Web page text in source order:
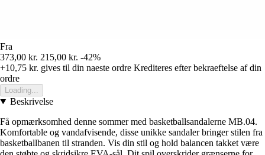
Fra
373,00 kr. 215,00 kr. -42%
+10,75 kr. gives til din naeste ordre Krediteres efter bekraeftelse af din
ordre
Loading...
Beskrivelse
Få opmærksomhed denne sommer med basketballsandalerne MB.04.
Komfortable og vandafvisende, disse unikke sandaler bringer stilen fra
basketballbanen til stranden. Vis din stil og hold balancen takket være